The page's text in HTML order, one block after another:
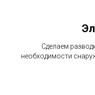
Сделаем
необходимости